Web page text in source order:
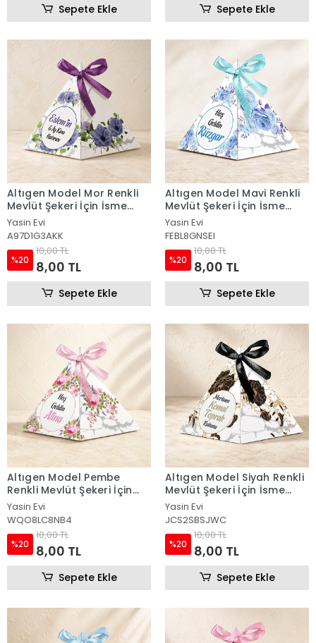
Sepete Ekle Sepete Ekle
Altıgen Model Mor Renkli
Mevlüt Şekeri İçin İsme
Özel Piramit Külah
Yasin Evi
A97D1G3AKK
%20
10,00 TL
8,00 TL
Sepete Ekle
Altıgen Model Mavi Renkli
Mevlüt Şekeri İçin İsme
Özel Piramit Külah
Yasin Evi
FEBL8GNSEI
%20
10,00 TL
8,00 TL
Sepete Ekle
Altıgen Model Pembe
Renkli Mevlüt Şekeri İçin
İsme Özel Piramit Külah
Yasin Evi
WQO8LC8NB4
%20
10,00 TL
8,00 TL
Sepete Ekle
Altıgen Model Siyah Renkli
Mevlüt Şekeri İçin İsme
Özel Piramit Külah
Yasin Evi
JCS2SBSJWC
%20
10,00 TL
8,00 TL
Sepete Ekle